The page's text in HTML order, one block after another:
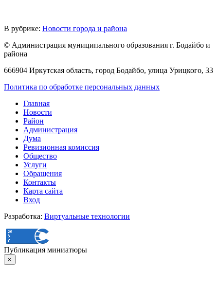
В рубрике: Новости города и района
© Администрация муниципального образования г. Бодайбо и
района
666904 Иркутская область, город Бодайбо, улица Урицкого, 33
Политика по обработке персональных данных
Главная
Новости
Район
Администрация
Дума
Ревизионная комиссия
Общество
Услуги
Обращения
Контакты
Карта сайта
Вход
Разработка: Виртуальные технологии
Публикация миниатюры
×